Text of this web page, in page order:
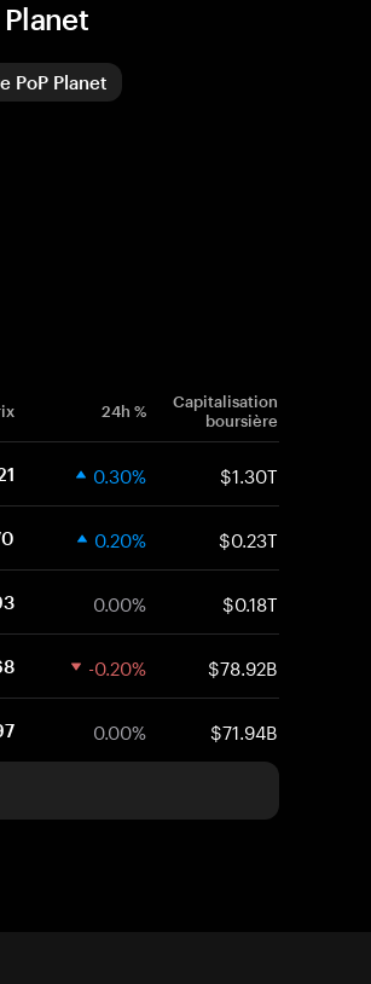
PoP Planet
24h %
Capitalisation
boursière
0.30% $1.30T
0.20% $0.23T
0.00% $0.18T
-0.20% $78.92B
0.00% $71.94B